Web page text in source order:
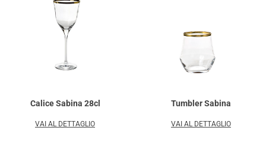
Calice Sabina 28cl
VAI AL DETTAGLIO
Tumbler Sabina
VAI AL DETTAGLIO